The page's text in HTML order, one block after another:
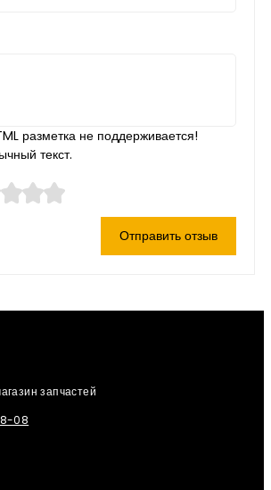
разметка не поддерживается!
текст.
Отправить отзыв
запчастей
08